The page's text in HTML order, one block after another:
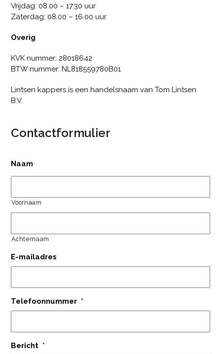
Vrijdag: 08.00 – 17.30 uur
Zaterdag: 08.00 – 16.00 uur
Overig
KVK nummer: 28018642
BTW nummer: NL818559780B01
Lintsen kappers is een handelsnaam van Tom Lintsen
B.V.
Contactformulier
Naam
Voornaam
Achternaam
E-mailadres
Telefoonnummer *
Bericht *